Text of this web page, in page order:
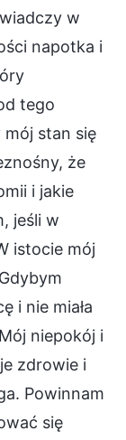
w
napotka i
tego
mój stan się
że
i jakie
jeśli w
istocie mój
i nie miała
niepokój i
zdrowie i
Powinnam
się